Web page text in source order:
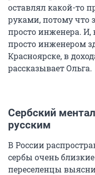
оставлял какой-то
руками, потому что
просто инженера. И,
просто инженером
Красноярске, в
рассказывает Ольга.
Сербский
русским
В России
сербы очень
переселенцы